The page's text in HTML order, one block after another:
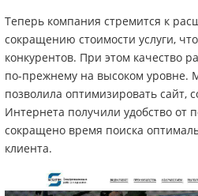
Теперь компания стремится к
сокращению стоимости услуги,
конкурентов. При этом качество
по-прежнему на высоком уровне.
позволила оптимизировать сайт,
Интернета получили удобство от
сокращено время поиска
клиента.